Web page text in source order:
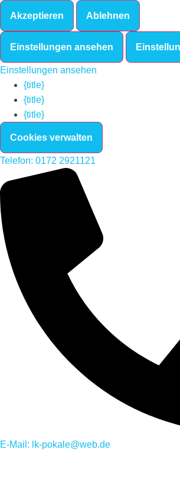
Akzeptieren Ablehnen
Einstellungen ansehen
Einstellungen ansehen
{title}
{title}
{title}
Cookies verwalten
Telefon: 0172 2921121
E-Mail: lk-pokale@web.de